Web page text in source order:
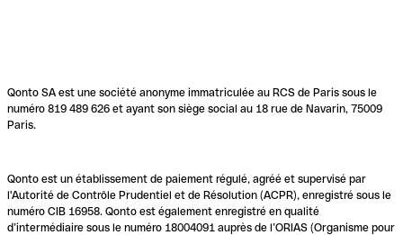
Qonto SA est une société anonyme immatriculée au RCS de Paris sous le
numéro 819 489 626 et ayant son siège social au 18 rue de Navarin, 75009
Paris.
Qonto est un établissement de paiement régulé, agréé et supervisé par
l'Autorité de Contrôle Prudentiel et de Résolution (ACPR), enregistré sous le
numéro CIB 16958. Qonto est également enregistré en qualité
d’intermédiaire sous le numéro 18004091 auprès de l’ORIAS (Organisme pour